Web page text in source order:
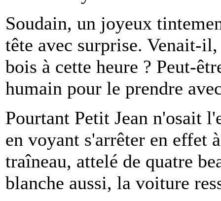
Soudain, un joyeux
tête avec surprise. Venait-
bois à cette heure ? Peut-
humain pour le prendre
Pourtant Petit Jean n'osait
en voyant s'arrêter en effet
traîneau, attelé de quatre
blanche aussi, la voiture